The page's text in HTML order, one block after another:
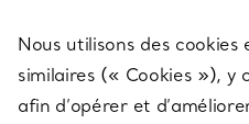
SERVICES
Nous utilisons des
similaires (« Cookies »), y
afin d’opérer et